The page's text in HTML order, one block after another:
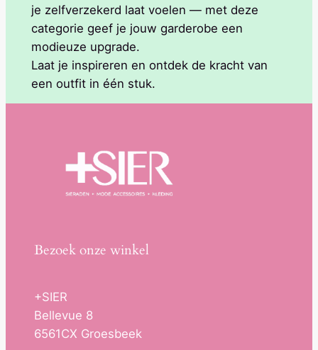
je zelfverzekerd laat voelen — met deze
categorie geef je jouw garderobe een
modieuze upgrade.
Laat je inspireren en ontdek de kracht van
een outfit in één stuk.
Bezoek onze winkel
+SIER
Bellevue 8
6561CX Groesbeek